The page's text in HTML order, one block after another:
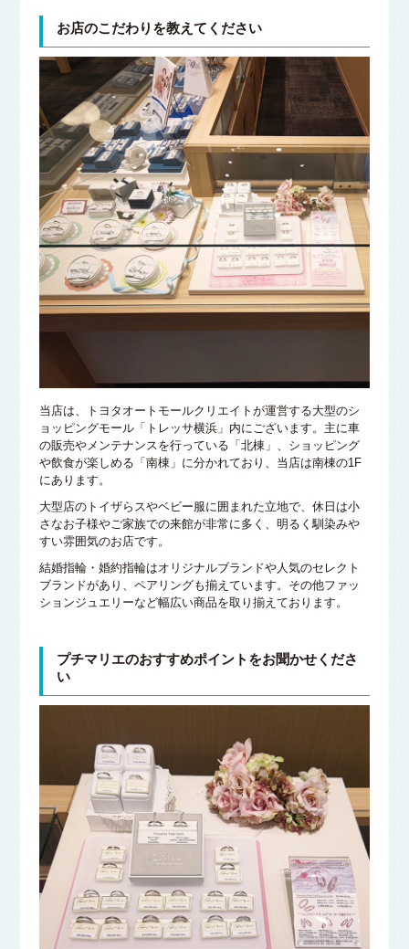
お店のこだわりを教えてください
当店は、トヨタオートモールクリエイトが運営する大型のシ
ョッピングモール「トレッサ横浜」内にございます。主に車
の販売やメンテナンスを行っている「北棟」、ショッピング
や飲食が楽しめる「南棟」に分かれており、当店は南棟の1F
にあります。
大型店のトイザらスやベビー服に囲まれた立地で、休日は小
さなお子様やご家族での来館が非常に多く、明るく馴染みや
すい雰囲気のお店です。
結婚指輪・婚約指輪はオリジナルブランドや人気のセレクト
ブランドがあり、ペアリングも揃えています。その他ファッ
ションジュエリーなど幅広い商品を取り揃えております。
プチマリエのおすすめポイントをお聞かせくださ
い